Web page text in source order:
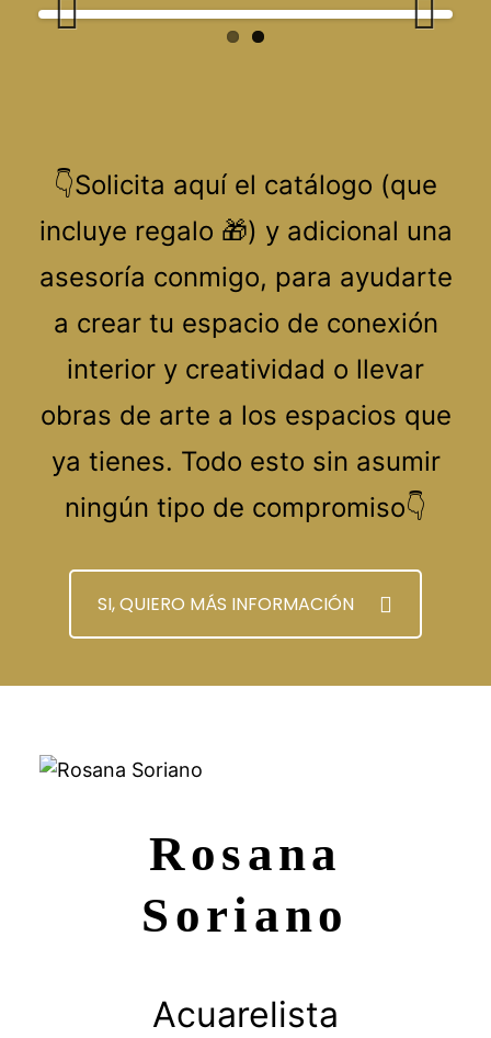
👇Solicita aquí el catálogo (que
incluye regalo 🎁) y adicional una
asesoría conmigo, para ayudarte
a crear tu espacio de conexión
interior y creatividad o llevar
obras de arte a los espacios que
ya tienes. Todo esto sin asumir
ningún tipo de compromiso👇
SI, QUIERO MÁS INFORMACIÓN
Rosana
Soriano
Acuarelista